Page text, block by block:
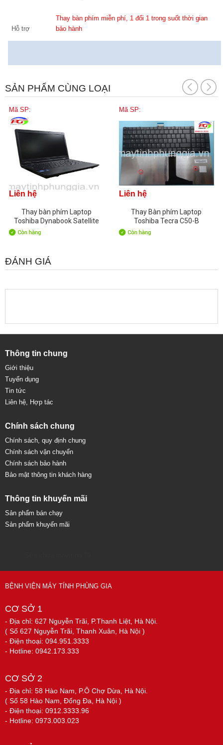
Hỗ trợ
Thay bàn phím miễn phí, 1 đổi 1 trong suốt thời gian
bảo hành
SẢN PHẨM CÙNG LOẠI
Mã SP:
Liên hệ
Thay bàn phím Laptop
Toshiba Dynabook Satellite
Mã SP:
Liên hệ
Thay Bàn phím Laptop
Toshiba Tecra C50-B
ĐÁNH GIÁ
Thông tin chung
Giới thiệu
Tuyển dụng
Tin tức
Liên hệ, Hợp tác
Chính sách chung
Chính sách, quy định chung
Chính sách vận chuyển
Chính sách bảo hành
Bảo mật thông tin khách hàng
Thông tin khuyến mãi
Sản phẩm bán chạy
Sản phẩm khuyến mãi
BỆNH VIỆN MÁY TÍNH PHÙNG GIA
CƠ SỞ 1
- Địa chỉ: 627 Nguyễn Trãi, P.Thanh Liệt, Hà Nội.
( Số 627 Nguyễn Trãi, Thanh Xuân, Hà Nội )
- Điện thoại: 094.951.3333
- Hotline: 0942.173.333
CƠ SỞ 2
- Địa chỉ: 58 Hào Nam, P.Ô Chợ Dừa, Hà Nội.
( Số 58 Hào Nam, Đống Đa, Hà Nội )
- Điện thoại: 0912.3333.96
- Hotline: 0973.003.023